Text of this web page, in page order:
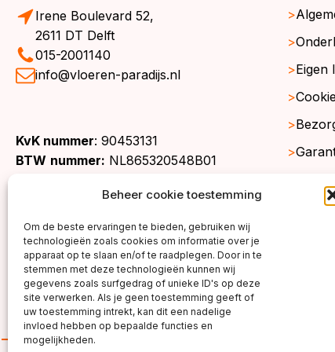
Beheer cookie toestemming
Om de beste ervaringen te bieden, gebruiken wij
technologieën zoals cookies om informatie over je
apparaat op te slaan en/of te raadplegen. Door in te
stemmen met deze technologieën kunnen wij
gegevens zoals surfgedrag of unieke ID's op deze
site verwerken. Als je geen toestemming geeft of
uw toestemming intrekt, kan dit een nadelige
invloed hebben op bepaalde functies en
mogelijkheden.
Irene Boulevard 52,
2611 DT Delft
015-2001140
info@vloeren-paradijs.nl
KvK nummer: 90453131
BTW nummer: NL865320548B01
Eigen